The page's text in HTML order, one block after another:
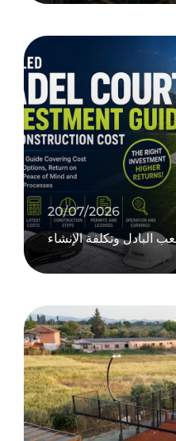
20/07/2026
البادل وتكلفة الإنشاء